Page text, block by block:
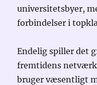
universitetsbyer,
forbindelser i
Endelig spiller det
fremtidens
bruger væsentligt